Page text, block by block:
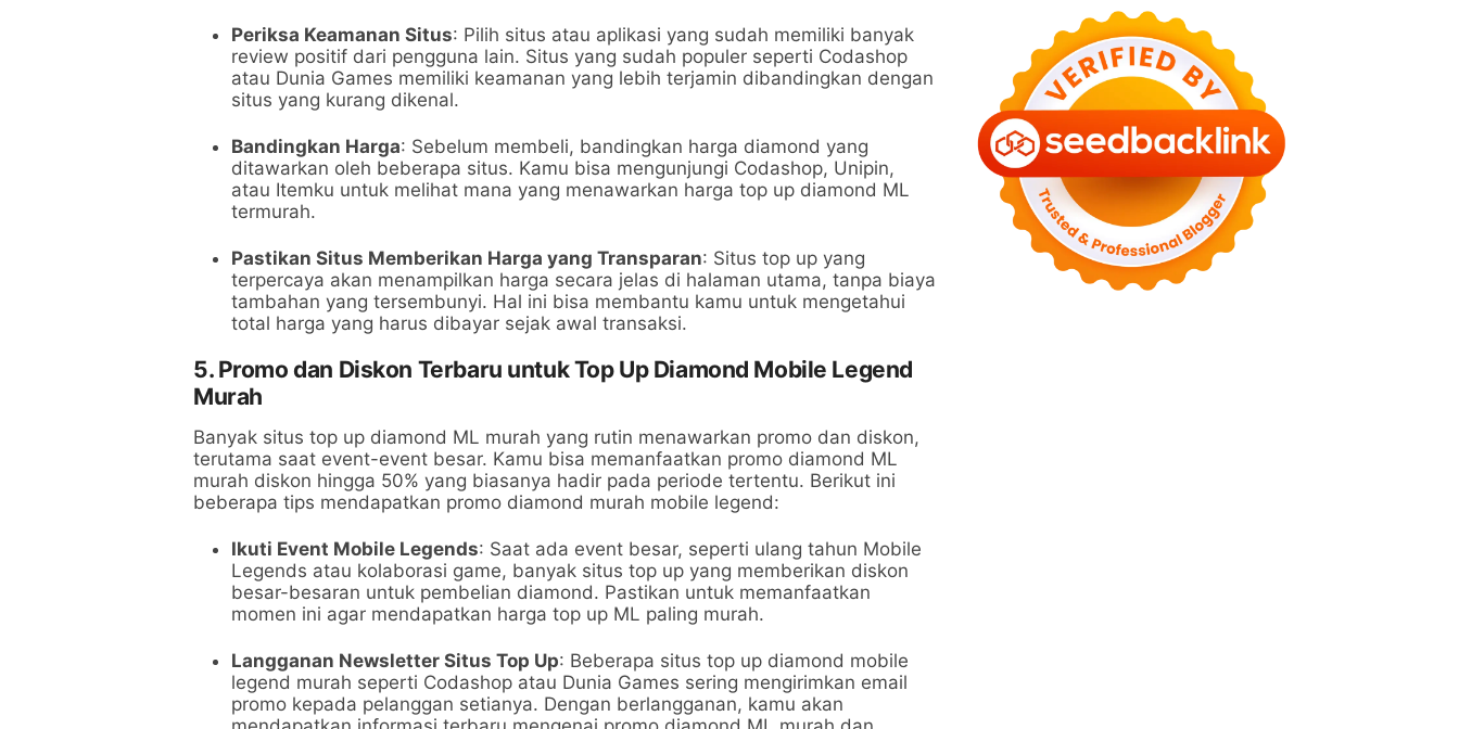
Periksa Keamanan Situs: Pilih situs atau aplikasi yang sudah memiliki banyak
review positif dari pengguna lain. Situs yang sudah populer seperti Codashop
atau Dunia Games memiliki keamanan yang lebih terjamin dibandingkan dengan
situs yang kurang dikenal.
Bandingkan Harga: Sebelum membeli, bandingkan harga diamond yang
ditawarkan oleh beberapa situs. Kamu bisa mengunjungi Codashop, Unipin,
atau Itemku untuk melihat mana yang menawarkan harga top up diamond ML
termurah.
Pastikan Situs Memberikan Harga yang Transparan: Situs top up yang
terpercaya akan menampilkan harga secara jelas di halaman utama, tanpa biaya
tambahan yang tersembunyi. Hal ini bisa membantu kamu untuk mengetahui
total harga yang harus dibayar sejak awal transaksi.
5. Promo dan Diskon Terbaru untuk Top Up Diamond Mobile Legend
Murah
Banyak situs top up diamond ML murah yang rutin menawarkan promo dan diskon,
terutama saat event-event besar. Kamu bisa memanfaatkan promo diamond ML
murah diskon hingga 50% yang biasanya hadir pada periode tertentu. Berikut ini
beberapa tips mendapatkan promo diamond murah mobile legend:
Ikuti Event Mobile Legends: Saat ada event besar, seperti ulang tahun Mobile
Legends atau kolaborasi game, banyak situs top up yang memberikan diskon
besar-besaran untuk pembelian diamond. Pastikan untuk memanfaatkan
momen ini agar mendapatkan harga top up ML paling murah.
Langganan Newsletter Situs Top Up: Beberapa situs top up diamond mobile
legend murah seperti Codashop atau Dunia Games sering mengirimkan email
promo kepada pelanggan setianya. Dengan berlangganan, kamu akan